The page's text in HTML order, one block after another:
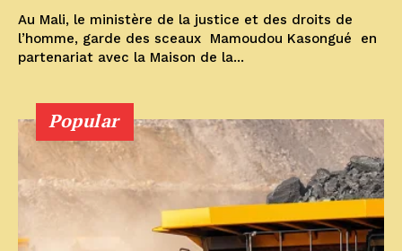
Au Mali, le ministère de la justice et des droits de
l’homme, garde des sceaux Mamoudou Kasongué en
partenariat avec la Maison de la...
Popular